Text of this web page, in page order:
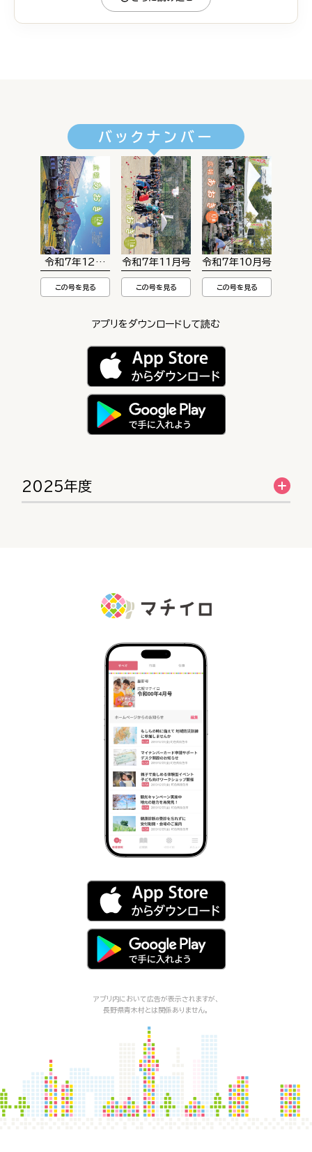
バックナンバー
令和7年12月号
この号を見る
令和7年11月号
この号を見る
令和7年10月号
この号を見る
アプリをダウンロードして読む
2025年度
アプリ内において広告が表示されますが、
長野県青木村 とは関係ありません。